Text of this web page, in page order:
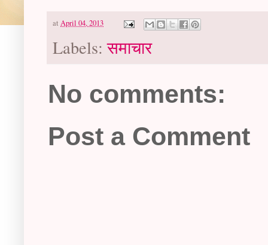
at April 04, 2013
Labels:समाचार
No comments:
Post a Comment